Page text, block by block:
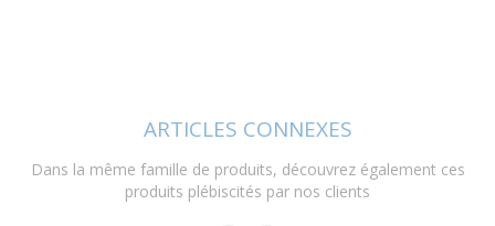
ARTICLES CONNEXES
Dans la même famille de produits, découvrez également ces
produits plébiscités par nos clients